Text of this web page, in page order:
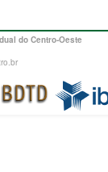
do Centro-Oeste